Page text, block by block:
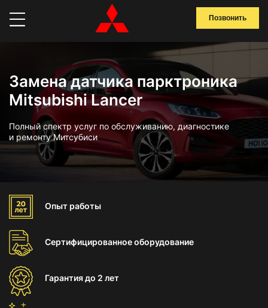
Позвонить
Замена датчика парктроника
Mitsubishi Lancer
Полный спектр услуг по обслуживанию, диагностике
и ремонту Митсубиси
Опыт работы
Сертифицированноеоборудование
Гарантиядо 2 лет